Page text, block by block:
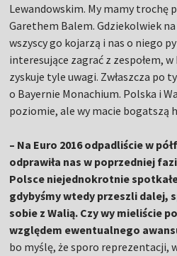
Lewandowskim. My mamy trochę
Garethem Balem. Gdziekolwiek
wszyscy go kojarzą i nas o niego
interesujące zagrać z zespołem,
zyskuje tyle uwagi. Zwłaszcza po
o Bayernie Monachium. Polska i
poziomie, ale wy macie bogatszą
– Na Euro 2016 odpadliście w
odprawiła nas w poprzedniej
Polsce niejednokrotnie
gdybyśmy wtedy przeszli dalej,
sobie z Walią. Czy wy mieliście
względem ewentualnego
bo myślę, że sporo reprezentacji,